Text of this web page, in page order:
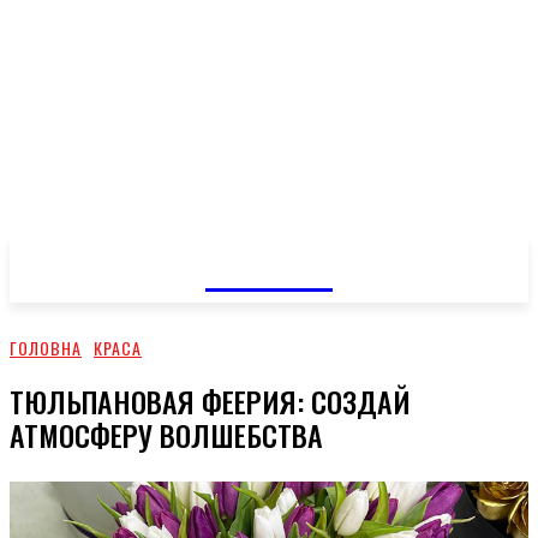
ГОЛОВНА КРАСА
ТЮЛЬПАНОВАЯ ФЕЕРИЯ: СОЗДАЙ
АТМОСФЕРУ ВОЛШЕБСТВА